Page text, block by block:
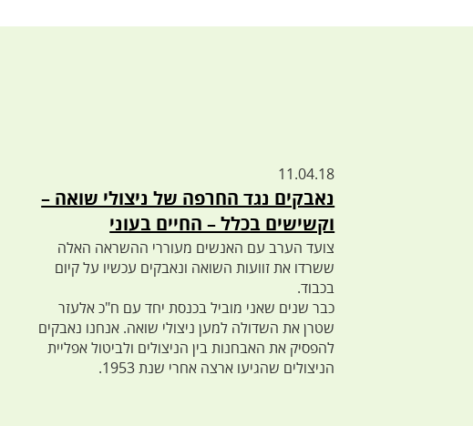
11.04.18
נאבקים נגד החרפה של ניצולי שואה –
וקשישים בכלל – החיים בעוני
צועד הערב עם האנשים מעוררי ההשראה האלה
ששרדו את זוועות השואה ונאבקים עכשיו על קיום
בכבוד.
כבר שנים שאני מוביל בכנסת יחד עם ח"כ אלעזר
שטרן את השדולה למען ניצולי שואה. אנחנו נאבקים
להפסיק את האבחנות בין הניצולים ולביטול אפליית
הניצולים שהגיעו ארצה אחרי שנת 1953.